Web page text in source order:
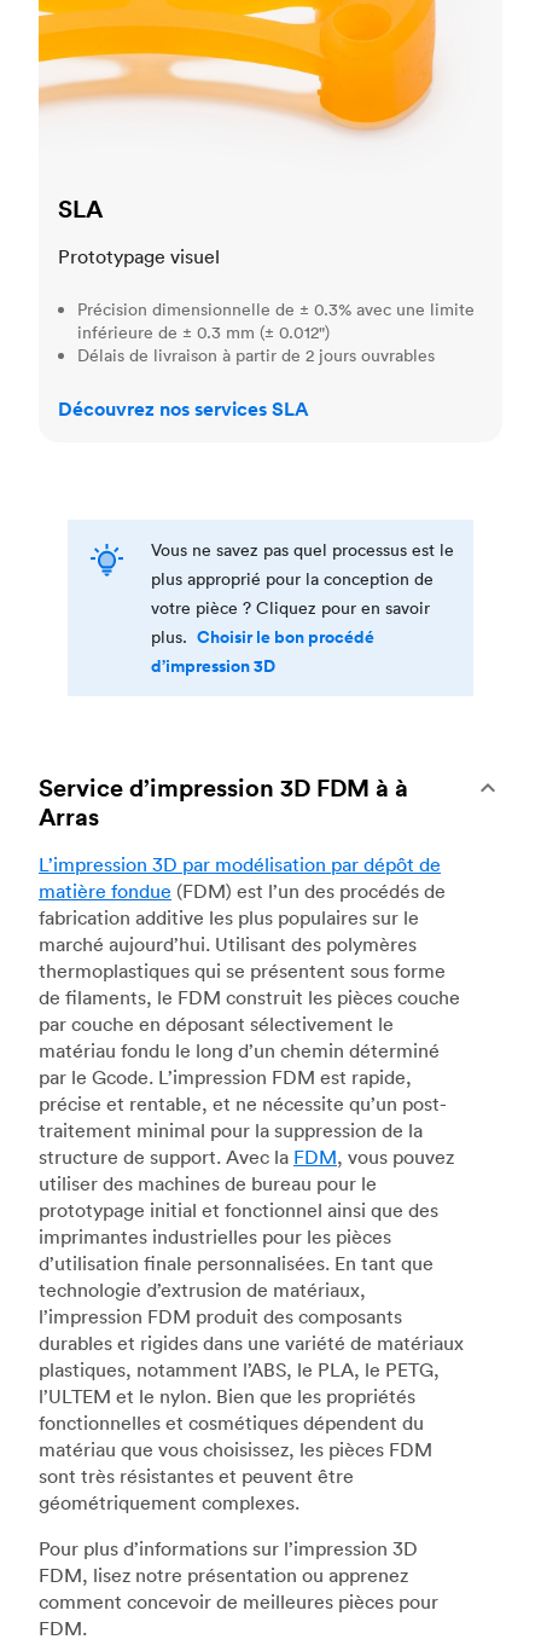
SLA
Prototypage visuel
Précision dimensionnelle de ± 0.3% avec une limite
inférieure de ± 0.3 mm (± 0.012")
Délais de livraison à partir de 2 jours ouvrables
Découvrez nos services SLA
Vous ne savez pas quel processus est le
plus approprié pour la conception de
votre pièce ? Cliquez pour en savoir
plus. Choisir le bon procédé
d’impression 3D
Service d’impression 3D FDM à à
Arras
L’impression 3D par modélisation par dépôt de
matière fondue (FDM) est l’un des procédés de
fabrication additive les plus populaires sur le
marché aujourd’hui. Utilisant des polymères
thermoplastiques qui se présentent sous forme
de filaments, le FDM construit les pièces couche
par couche en déposant sélectivement le
matériau fondu le long d’un chemin déterminé
par le Gcode. L’impression FDM est rapide,
précise et rentable, et ne nécessite qu’un post-
traitement minimal pour la suppression de la
structure de support. Avec la FDM, vous pouvez
utiliser des machines de bureau pour le
prototypage initial et fonctionnel ainsi que des
imprimantes industrielles pour les pièces
d’utilisation finale personnalisées. En tant que
technologie d’extrusion de matériaux,
l’impression FDM produit des composants
durables et rigides dans une variété de matériaux
plastiques, notamment l’ABS, le PLA, le PETG,
l’ULTEM et le nylon. Bien que les propriétés
fonctionnelles et cosmétiques dépendent du
matériau que vous choisissez, les pièces FDM
sont très résistantes et peuvent être
géométriquement complexes.
Pour plus d’informations sur l’impression 3D
FDM, lisez notre présentation ou apprenez
comment concevoir de meilleures pièces pour
FDM.